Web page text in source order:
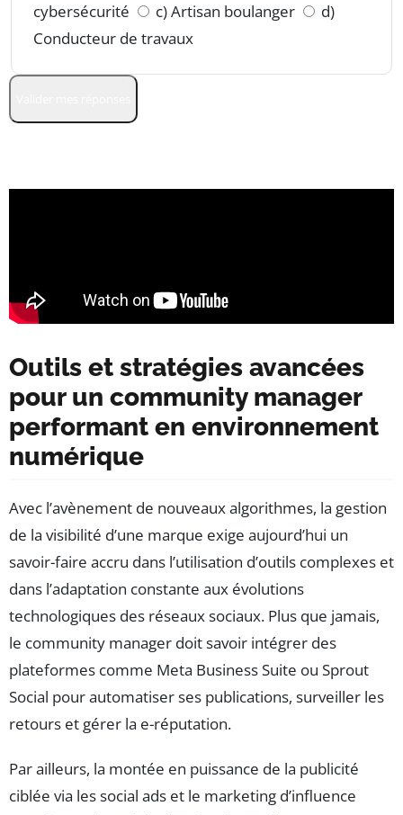
cybersécurité
c) Artisan boulanger
d)
Conducteur de travaux
Outils et stratégies avancées
pour un community manager
performant en environnement
numérique
Avec l’avènement de nouveaux algorithmes, la gestion
de la visibilité d’une marque exige aujourd’hui un
savoir-faire accru dans l’utilisation d’outils complexes et
dans l’adaptation constante aux évolutions
technologiques des réseaux sociaux. Plus que jamais,
le community manager doit savoir intégrer des
plateformes comme Meta Business Suite ou Sprout
Social pour automatiser ses publications, surveiller les
retours et gérer la e-réputation.
Par ailleurs, la montée en puissance de la publicité
ciblée via les social ads et le marketing d’influence